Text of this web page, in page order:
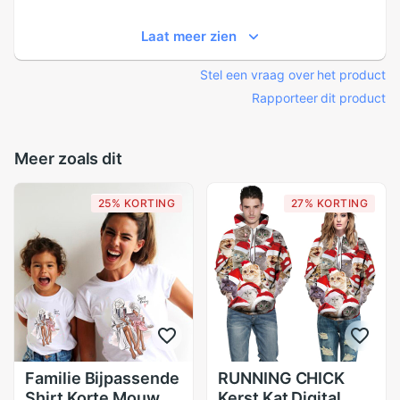
Laat meer zien
Stel een vraag over het product
Rapporteer dit product
Meer zoals dit
25% KORTING
Familie Bijpassende
27% KORTING
RUNNING CHICK